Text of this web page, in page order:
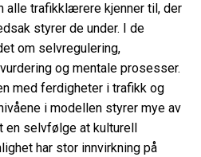
alle trafikklærere kjenner til, der
styrer de under. I de
om selvregulering,
og mentale prosesser.
med ferdigheter i trafikk og
i modellen styrer mye av
selvfølge at kulturell
har stor innvirkning på